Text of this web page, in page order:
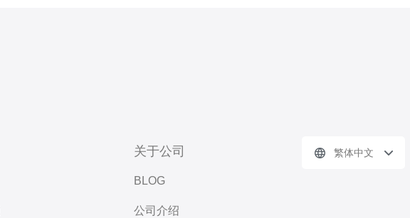
关于公司
BLOG
公司介绍
繁体中文